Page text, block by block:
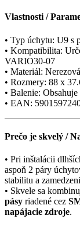
Vlastnosti /
• Typ úchytu: U9 s
• Kompatibilita:
VARIO30-07
• Materiál:
• Rozmery: 88 x
• Balenie:
• EAN:
Prečo je skvelý /
• Pri inštalácii
aspoň 2 páry
stabilitu a
• Skvele sa
pásy riadené cez
napájacie zdroje.